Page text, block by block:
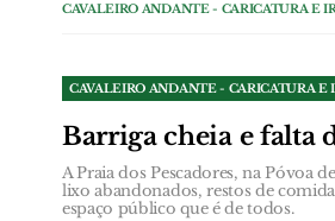
CAVALEIRO ANDANTE - CARICATURA E
CAVALEIRO ANDANTE - CARICATURA E
Barriga cheia e falta
A Praia dos Pescadores, na Póvoa
lixo abandonados, restos de
espaço público que é de todos.